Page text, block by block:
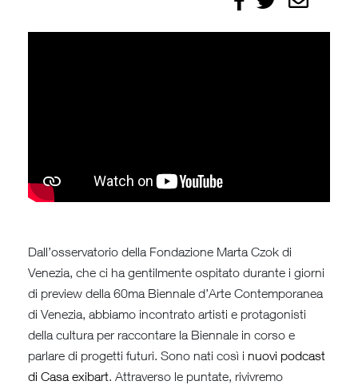
su
su
per
Dall’osservatorio della Fondazione Marta Czok di
Venezia, che ci ha gentilmente ospitato durante i giorni
di preview della 60ma Biennale d’Arte Contemporanea
di Venezia, abbiamo incontrato artisti e protagonisti
della cultura per raccontare la Biennale in corso e
parlare di progetti futuri. Sono nati così i nuovi podcast
di Casa exibart. Attraverso le puntate, rivivremo